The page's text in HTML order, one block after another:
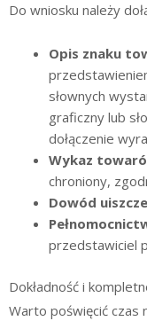
Do wniosku należy
Opis znaku
słownych
graficzny lub
dołączenie
Wykaz
chroniony,
Dowód
przedstawiciel
Dokładność i
Warto poświęcić czas